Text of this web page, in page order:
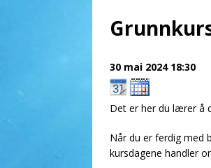
30 mai 202418:30
Det er her du lærer å
Når du er ferdig med
kursdagene handler